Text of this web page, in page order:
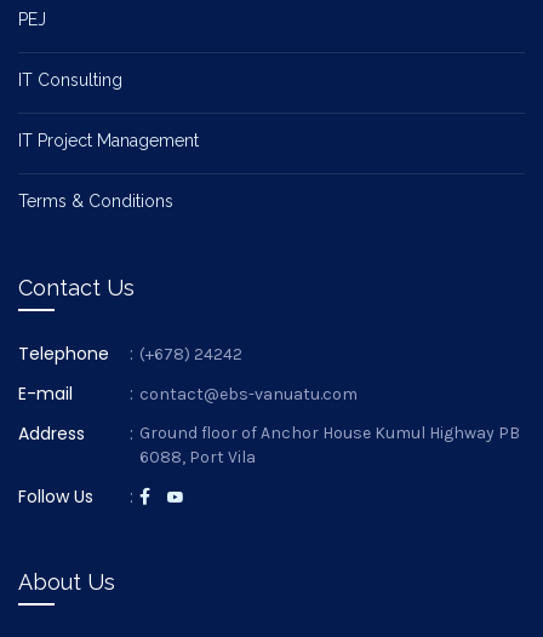
PEJ
IT Consulting
IT Project Management
Terms & Conditions
Contact Us
Telephone : (+678) 24242
E-mail : contact@ebs-vanuatu.com
Address : Ground floor of Anchor House Kumul Highway PB
6088, Port Vila
Follow Us :
About Us